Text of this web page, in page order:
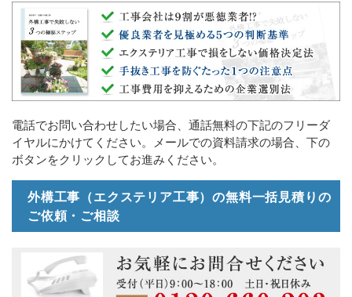
電話でお問い合わせしたい場合、通話無料の下記のフリーダ
イヤルにかけてください。メールでの資料請求の場合、下の
ボタンをクリックしてお進みください。
外構工事（エクステリア工事）の無料一括見積りの
ご依頼・ご相談